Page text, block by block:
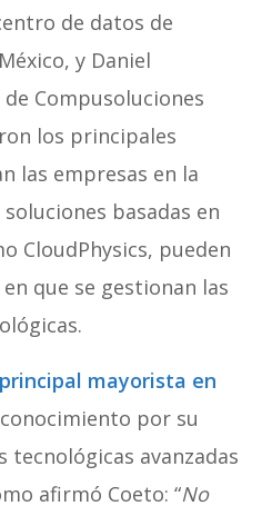
de datos de
y Daniel
Compusoluciones
los principales
las empresas en la
basadas en
CloudPhysics, pueden
que se gestionan las
mayorista en
por su
tecnológicas avanzadas
afirmó Coeto: “No